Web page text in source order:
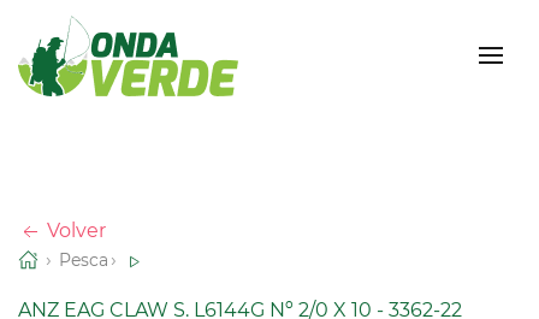
Volver
Pesca
ANZ EAG CLAW S. L6144G Nº 2/0 X 10 - 3362-22